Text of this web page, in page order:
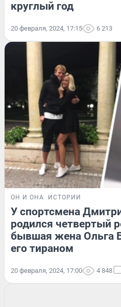
круглый год
20 февраля, 2024, 17:15 6 213
ОН И ОНА ИСТОРИИ
У спортсмена
родился четвертый
бывшая жена Ольга
его тираном
20 февраля, 2024, 17:00 4 848